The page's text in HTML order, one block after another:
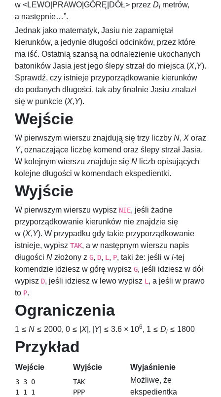
w <LEWO|PRAWO|GÓRĘ|DÓŁ> przez Di metrów,
a następnie…”.
Jednak jako matematyk, Jasiu nie zapamiętał
kierunków, a jedynie długości odcinków, przez które
ma iść. Ostatnią szansą na odnalezienie ukochanych
batoników Jasia jest jego ślepy strzał do miejsca (X,Y).
Sprawdź, czy istnieje przyporządkowanie kierunków
do podanych długości, tak aby finalnie Jasiu znalazł
się w punkcie (X,Y).
Wejście
W pierwszym wierszu znajdują się trzy liczby N, X oraz
Y, oznaczające liczbę komend oraz ślepy strzał Jasia.
W kolejnym wierszu znajduje się N liczb opisujących
kolejne długości w komendach ekspedientki.
Wyjście
W pierwszym wierszu wypisz NIE, jeśli żadne
przyporządkowanie kierunków nie znajdzie się
w (X,Y). W przypadku gdy takie przyporządkowanie
istnieje, wypisz TAK, a w następnym wierszu napis
długości N złożony z G, D, L , P, taki że: jeśli w i-tej
komendzie idziesz w górę wypisz G, jeśli idziesz w dół
wypisz D, jeśli idziesz w lewo wypisz L , a jeśli w prawo
to P.
Ograniczenia
1 ≤ N ≤ 2000, 0 ≤ | X |, | Y| ≤ 3.6 × 106, 1 ≤ Di ≤ 1800
Przykład
Wejście Wyjście Wyjaśnienie
3 3 0
TAK
Możliwe, że
ekspedientka